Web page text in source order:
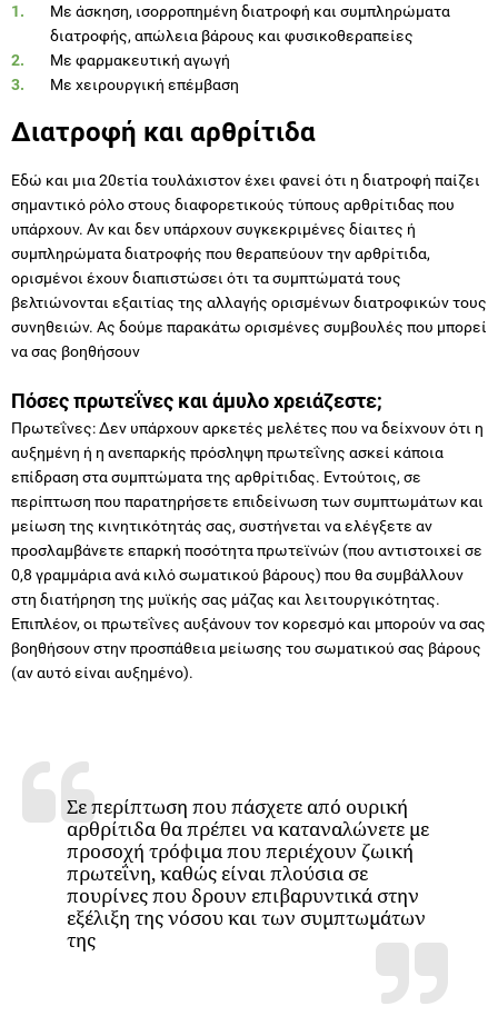
Με άσκηση, ισορροπημένη διατροφή και συμπληρώματα
διατροφής, απώλεια βάρους και φυσικοθεραπείες
Με φαρμακευτική αγωγή
Με χειρουργική επέμβαση
Διατροφή και αρθρίτιδα
Εδώ και μια 20ετία τουλάχιστον έχει φανεί ότι η διατροφή παίζει
σημαντικό ρόλο στους διαφορετικούς τύπους αρθρίτιδας που
υπάρχουν. Αν και δεν υπάρχουν συγκεκριμένες δίαιτες ή
συμπληρώματα διατροφής που θεραπεύουν την αρθρίτιδα,
ορισμένοι έχουν διαπιστώσει ότι τα συμπτώματά τους
βελτιώνονται εξαιτίας της αλλαγής ορισμένων διατροφικών τους
συνηθειών. Ας δούμε παρακάτω ορισμένες συμβουλές που μπορεί
να σας βοηθήσουν
Πόσες πρωτεΐνες και άμυλο χρειάζεστε;
Πρωτεΐνες: Δεν υπάρχουν αρκετές μελέτες που να δείχνουν ότι η
αυξημένη ή η ανεπαρκής πρόσληψη πρωτεΐνης ασκεί κάποια
επίδραση στα συμπτώματα της αρθρίτιδας. Εντούτοις, σε
περίπτωση που παρατηρήσετε επιδείνωση των συμπτωμάτων και
μείωση της κινητικότητάς σας, συστήνεται να ελέγξετε αν
προσλαμβάνετε επαρκή ποσότητα πρωτεϊνών (που αντιστοιχεί σε
0,8 γραμμάρια ανά κιλό σωματικού βάρους) που θα συμβάλλουν
στη διατήρηση της μυϊκής σας μάζας και λειτουργικότητας.
Επιπλέον, οι πρωτεΐνες αυξάνουν τον κορεσμό και μπορούν να σας
βοηθήσουν στην προσπάθεια μείωσης του σωματικού σας βάρους
(αν αυτό είναι αυξημένο).
Σε περίπτωση που πάσχετε από ουρική
αρθρίτιδα θα πρέπει να καταναλώνετε με
προσοχή τρόφιμα που περιέχουν ζωική
πρωτεΐνη, καθώς είναι πλούσια σε
πουρίνες που δρουν επιβαρυντικά στην
εξέλιξη της νόσου και των συμπτωμάτων
της